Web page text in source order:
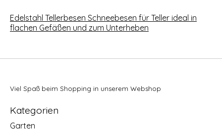
Edelstahl Tellerbesen Schneebesen für Teller ideal in
flachen Gefäßen und zum Unterheben
Viel Spaß beim Shopping in unserem Webshop
Kategorien
Garten